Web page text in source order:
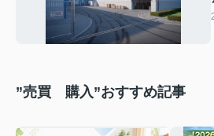
”売買 購入”おすすめ記事